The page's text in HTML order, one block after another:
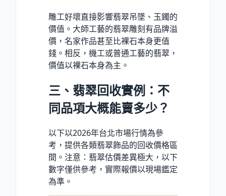
雕工好壞直接影響翡翠吊墜、玉鐲的
價值。大師工藝的翡翠雕刻有品牌溢
價，名家作品甚至比裸石本身更值
錢。相反，機工或普通工藝的翡翠，
價值以裸石本身為主。
三、翡翠回收實例：不
同品項大概能賣多少？
以下以2026年台北市場行情為參
考，提供各類翡翠飾品的回收價格區
間。注意：翡翠估價差異極大，以下
數字僅供參考，實際報價以現場鑑定
為準。